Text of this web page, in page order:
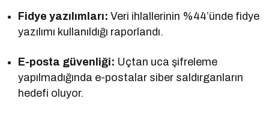
Fidye yazılımları: Veri ihlallerinin %44’ünde fidye
yazılımı kullanıldığı raporlandı.
E-posta güvenliği: Uçtan uca şifreleme
yapılmadığında e-postalar siber saldırganların
hedefi oluyor.